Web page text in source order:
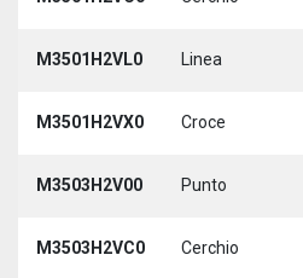
M3501H2VL0 Linea
M3501H2VX0 Croce
M3503H2V00 Punto
M3503H2VC0 Cerchio